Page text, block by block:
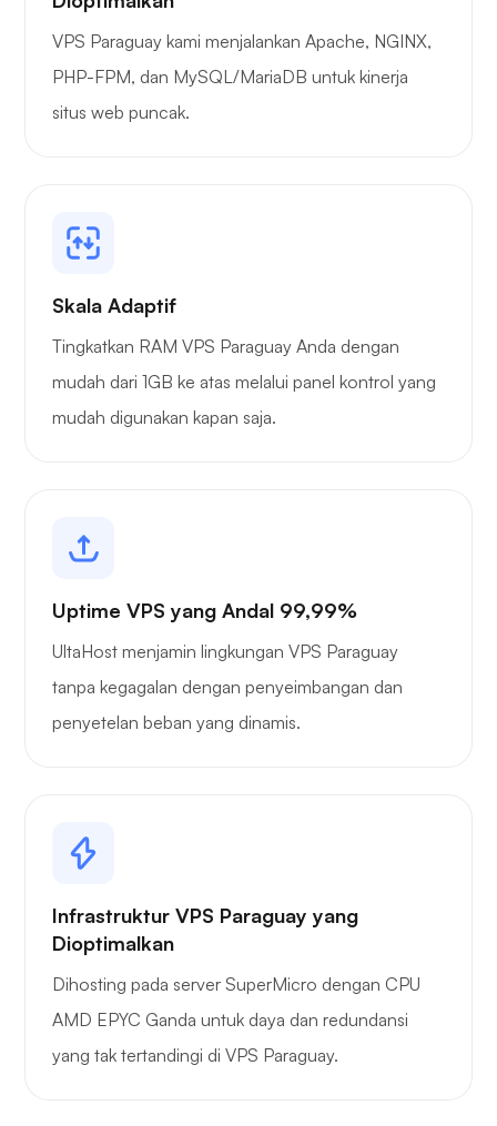
Grafana
VPS Paraguay kami menjalankan Apache, NGINX,
PHP-FPM, dan MySQL/MariaDB untuk kinerja
situs web puncak.
Skala Adaptif
Tingkatkan RAM VPS Paraguay Anda dengan
mudah dari 1GB ke atas melalui panel kontrol yang
mudah digunakan kapan saja.
Uptime VPS yang Andal 99,99%
UltaHost menjamin lingkungan VPS Paraguay
tanpa kegagalan dengan penyeimbangan dan
penyetelan beban yang dinamis.
Infrastruktur VPS Paraguay yang
Dioptimalkan
Dihosting pada server SuperMicro dengan CPU
AMD EPYC Ganda untuk daya dan redundansi
yang tak tertandingi di VPS Paraguay.